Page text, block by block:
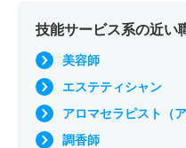
技能サービス系の近い
美容師
エステティシャン
アロマセラピスト（
調香師